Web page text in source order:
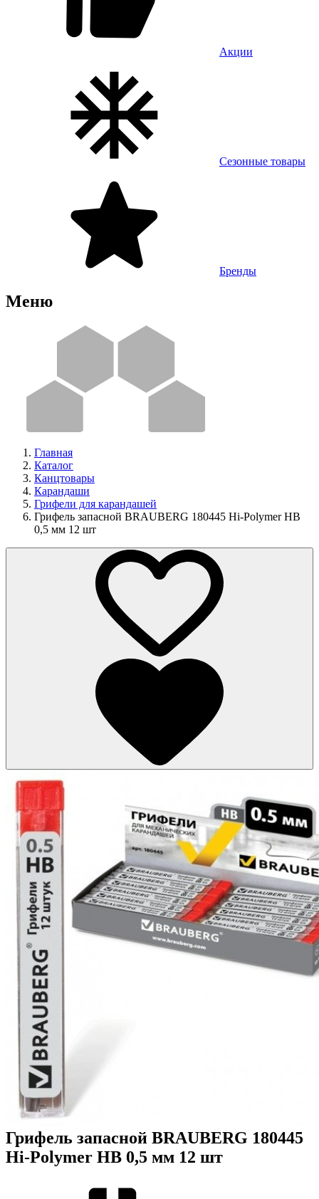
Акции
Сезонные товары
Бренды
Меню
Главная
Каталог
Канцтовары
Карандаши
Грифели для карандашей
Грифель запасной BRAUBERG 180445 Hi-Polymer HB
0,5 мм 12 шт
Грифель запасной BRAUBERG 180445
Hi-Polymer HB 0,5 мм 12 шт